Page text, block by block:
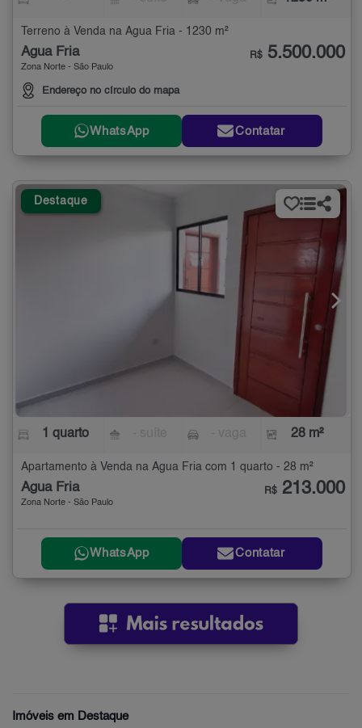
Terreno à Venda na Água Fria - 1230 m²
Água Fria
Zona Norte - São Paulo
Endereço no círculo do mapa
R$ 5.500.000
WhatsApp Contatar
Destaque
1 quarto 28 m²
Apartamento à Venda na Água Fria com 1 quarto - 28 m²
Água Fria
Zona Norte - São Paulo
R$ 213.000
WhatsApp Contatar
Imóveis em Destaque